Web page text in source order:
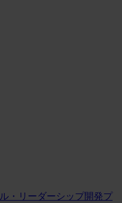
・リーダーシップ開発プ